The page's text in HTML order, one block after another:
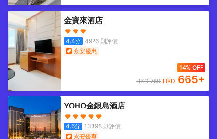
金寶來酒店
4.4分 4926則評價
永安優惠
14% OFF
HKD780 HKD 665+
YOHO金銀島酒店
4.6分 13398則評價
永安優惠